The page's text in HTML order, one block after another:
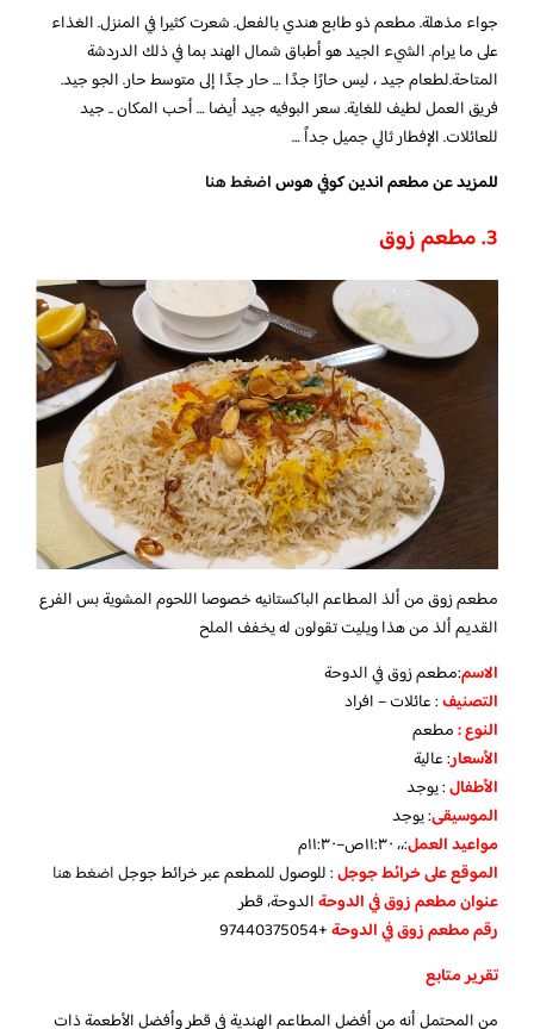
جواء مذهلة. مطعم ذو طابع هندي بالفعل. شعرت كثيرا في المنزل. الغذاء
على ما يرام. الشيء الجيد هو أطباق شمال الهند بما في ذلك الدردشة
المتاحة.لطعام جيد ، ليس حارًا جدًا … حار جدًا إلى متوسط ​​حار. الجو جيد.
فريق العمل لطيف للغاية. سعر البوفيه جيد أيضا … أحب المكان .. جيد
للعائلات. الإفطار ثالي جميل جداً …
للمزيد عن مطعم اندين كوفي هوساضغط هنا
3. مطعم زوق
مطعم زوق من ألذ المطاعم الباكستانيه خصوصا اللحوم المشوية بس الفرع
القديم ألذ من هذا ويليت تقولون له يخفف الملح
الاسم:مطعم زوق في الدوحة
التصنيف: عائلات – افراد
النوع :مطعم
الأسعار:عالية
الأطفال:يوجد
الموسيقى:يوجد
مواعيد العمل:،، ١١:٣٠ص–١١:٣٠م
الموقع على خرائط جوجل: للوصول للمطعم عبر خرائط جوجلاضغط هنا
عنوان مطعم زوق في الدوحةالدوحة، قطر
رقم مطعم زوق في الدوحة+97440375054
تقرير متابع
من المحتمل أنه من أفضل المطاعم الهندية في قطر وأفضل الأطعمة ذات